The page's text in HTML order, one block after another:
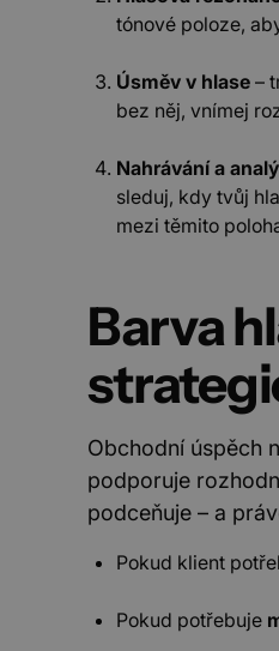
tónové poloze,
Úsměv v hlase –
bez něj, vnímej
Nahrávání a
sleduj, kdy tvůj
mezi těmito
Barva
Obchodní úspěch
podporuje
podceňuje – a
Pokud klient
Pokud potřebuje
CookieScriptConsent
li_gc
bSession
ssr-caching
Název
/
_ga
_ga_XQVH9LES9R
Název
_gcl_au
_fbp
Inc.
li_sugr
flaretrk
_clck
_clsk